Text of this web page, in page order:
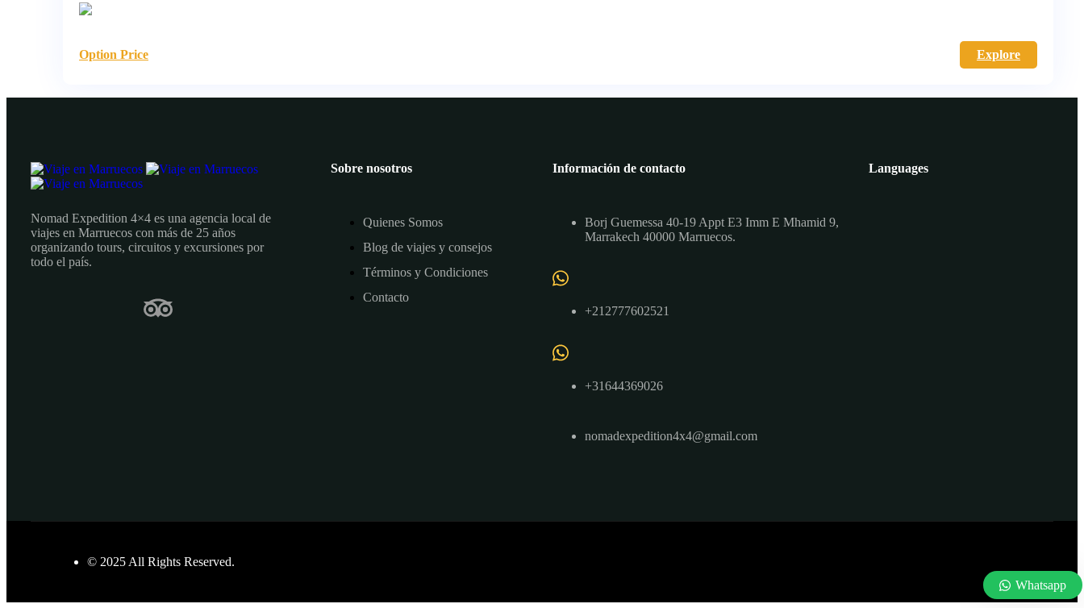
Option Price Explore
Nomad Expedition 4×4 es una agencia local de
viajes en Marruecos con más de 25 años
organizando tours, circuitos y excursiones por
todo el país.
Sobre nosotros
Quienes Somos
Blog de viajes y consejos
Términos y Condiciones
Contacto
Información de contacto
Borj Guemessa 40-19 Appt E3 Imm E Mhamid 9,
Marrakech 40000 Marruecos.
+212777602521
+31644369026
nomadexpedition4x4@gmail.com
Languages
© 2025 All Rights Reserved.
Whatsapp